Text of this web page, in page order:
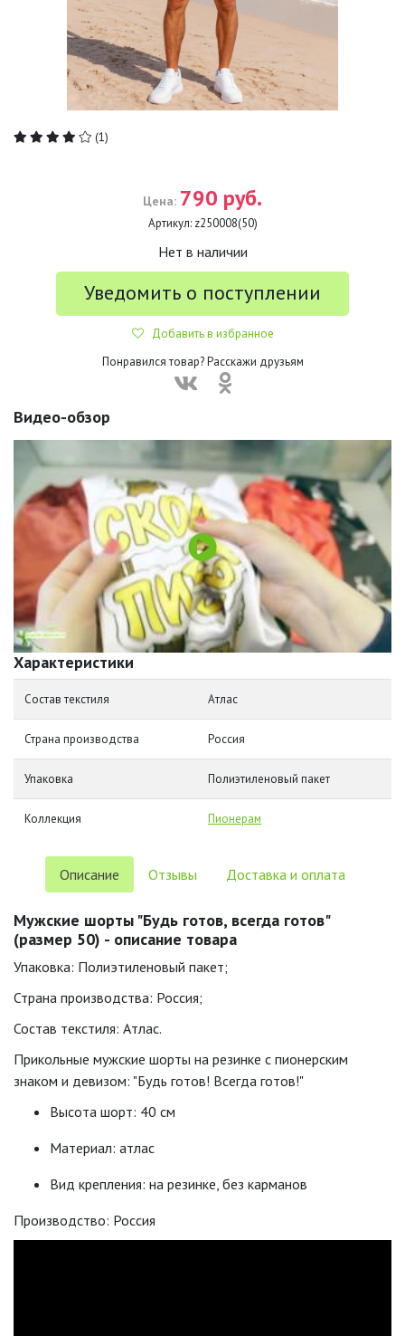
(1)
Цена: 790 руб.
Артикул: z250008(50)
Нет в наличии
Уведомить о поступлении
Добавить в избранное
Понравился товар? Расскажи друзьям
Видео-обзор
Характеристики
Состав текстиля Атлас
Страна производства Россия
Упаковка Полиэтиленовый пакет
Коллекция Пионерам
Описание Отзывы Доставка и оплата
Мужские шорты "Будь готов, всегда готов"
(размер 50) - описание товара
Упаковка: Полиэтиленовый пакет;
Страна производства: Россия;
Состав текстиля: Атлас.
Прикольные мужские шорты на резинке с пионерским
знаком и девизом: "Будь готов! Всегда готов!"
Высота шорт: 40 см
Материал: атлас
Вид крепления: на резинке, без карманов
Производство: Россия